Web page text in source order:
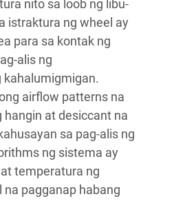
nito sa loob ng libu-
istraktura ng wheel ay
para sa kontak ng
alis ng
kahalumigmigan.
airflow patterns na
at desiccant na
sa pag-alis ng
ng sistema ay
temperatura ng
pagganap habang